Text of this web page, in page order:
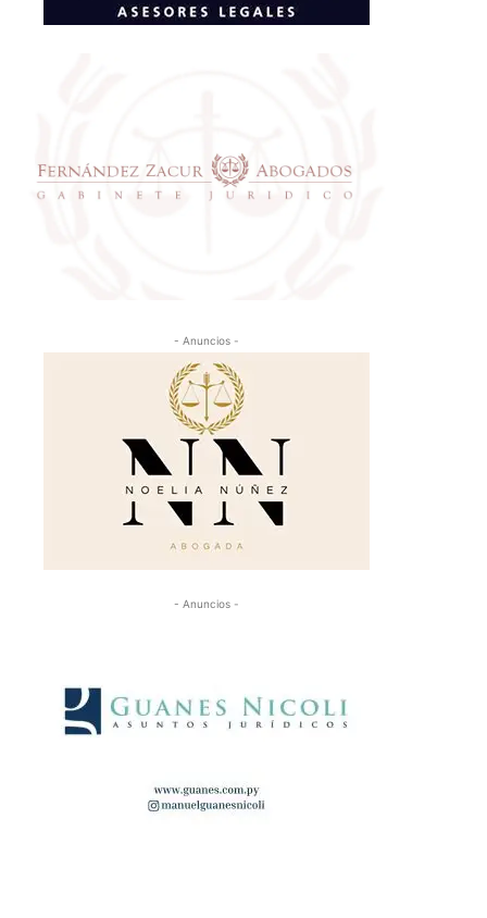
- Anuncios -
- Anuncios -